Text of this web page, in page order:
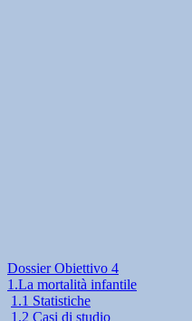
Dossier Obiettivo 4
1.La mortalità infantile
1.1 Statistiche
1.2 Casi di studio